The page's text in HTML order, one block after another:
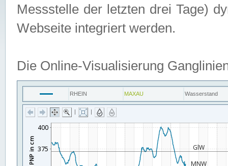
Messstelle der letzten drei Tage)
Webseite integriert werden.
Die Online-Visualisierung